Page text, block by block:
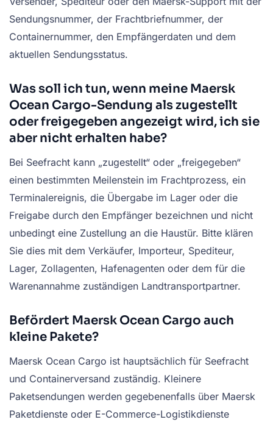
Sendungsnummer, der Frachtbriefnummer, der
Containernummer, den Empfängerdaten und dem
aktuellen Sendungsstatus.
Was soll ich tun, wenn meine Maersk
Ocean Cargo-Sendung als zugestellt
oder freigegeben angezeigt wird, ich sie
aber nicht erhalten habe?
Bei Seefracht kann „zugestellt“ oder „freigegeben“
einen bestimmten Meilenstein im Frachtprozess, ein
Terminalereignis, die Übergabe im Lager oder die
Freigabe durch den Empfänger bezeichnen und nicht
unbedingt eine Zustellung an die Haustür. Bitte klären
Sie dies mit dem Verkäufer, Importeur, Spediteur,
Lager, Zollagenten, Hafenagenten oder dem für die
Warenannahme zuständigen Landtransportpartner.
Befördert Maersk Ocean Cargo auch
kleine Pakete?
Maersk Ocean Cargo ist hauptsächlich für Seefracht
und Containerversand zuständig. Kleinere
Paketsendungen werden gegebenenfalls über Maersk
Paketdienste oder E-Commerce-Logistikdienste